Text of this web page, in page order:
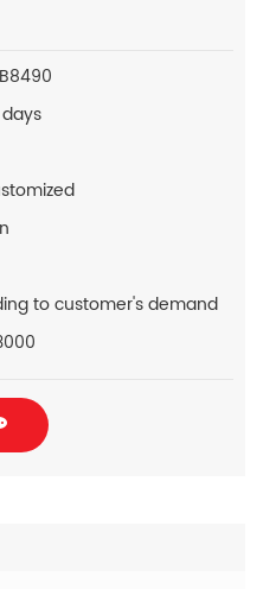
to customer's demand